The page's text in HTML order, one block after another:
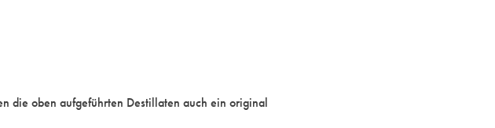
die oben aufgeführten Destillaten auch ein original